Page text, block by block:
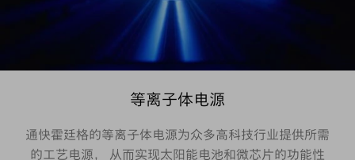
等离子体电源
通快霍廷格的等离子体电源为众多高科技行业提供所需
的工艺电源， 从而实现太阳能电池和微芯片的功能性